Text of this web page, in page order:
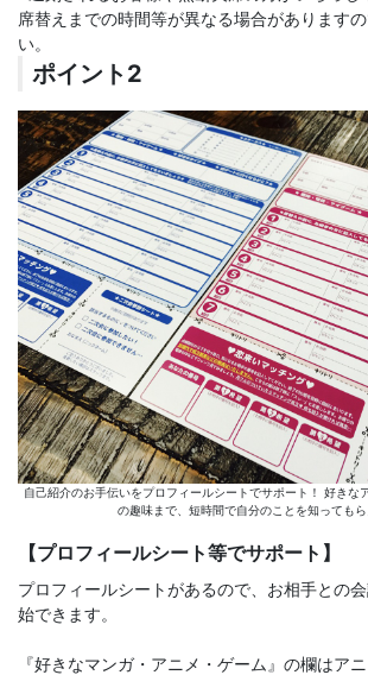
席替えまでの時間等が異なる場合があります
い。
ポイント2
自己紹介のお手伝いをプロフィールシートでサポート！ 好きな
の趣味まで、短時間で自分のことを知ってもら
【プロフィールシート等でサポート】
プロフィールシートがあるので、お相手との
始できます。
『好きなマンガ・アニメ・ゲーム』の欄はア